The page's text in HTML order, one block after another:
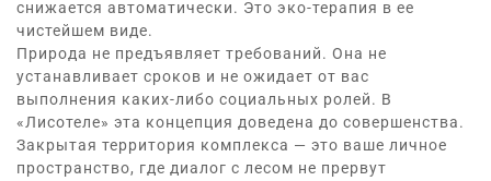
снижается автоматически. Это эко-терапия в ее
чистейшем виде.
Природа не предъявляет требований. Она не
устанавливает сроков и не ожидает от вас
выполнения каких-либо социальных ролей. В
«Лисотеле» эта концепция доведена до совершенства.
Закрытая территория комплекса — это ваше личное
пространство, где диалог с лесом не прервут